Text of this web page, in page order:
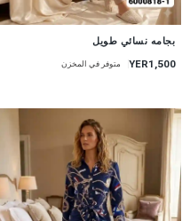
بجامه نسائي طويل
YER1,500 متوفر في المخزن